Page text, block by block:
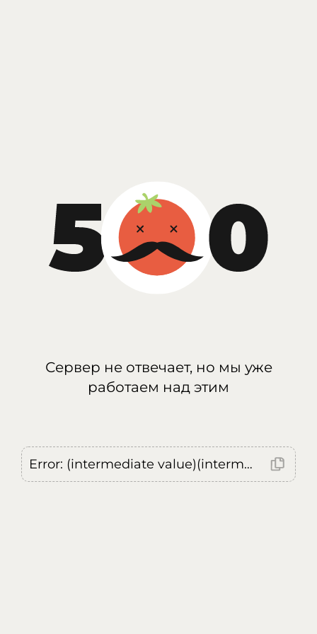
Сервер не отвечает, но мы уже
работаем над этим
Error: (intermediate value)(intermediate value)(intermediate value).replaceAll is not a function